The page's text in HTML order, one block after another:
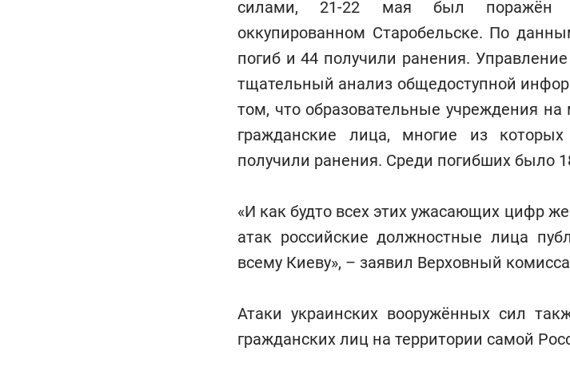
силами, 21-22 мая был поражён
оккупированном Старобельске. По
погиб и 44 получили ранения.
тщательный анализ общедоступной
том, что образовательные учреждения
гражданские лица, многие из
получили ранения. Среди погибших было
«И как будто всех этих ужасающих цифр
атак российские должностные лица
всему Киеву», – заявил Верховный
Атаки украинских вооружённых сил
гражданских лиц на территории самой